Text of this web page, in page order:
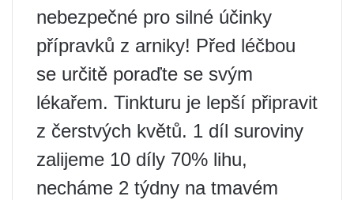
nebezpečné pro silné účinky
přípravků z arniky! Před léčbou
se určitě poraďte se svým
lékařem. Tinkturu je lepší připravit
z čerstvých květů. 1 díl suroviny
zalijeme 10 díly 70% lihu,
necháme 2 týdny na tmavém